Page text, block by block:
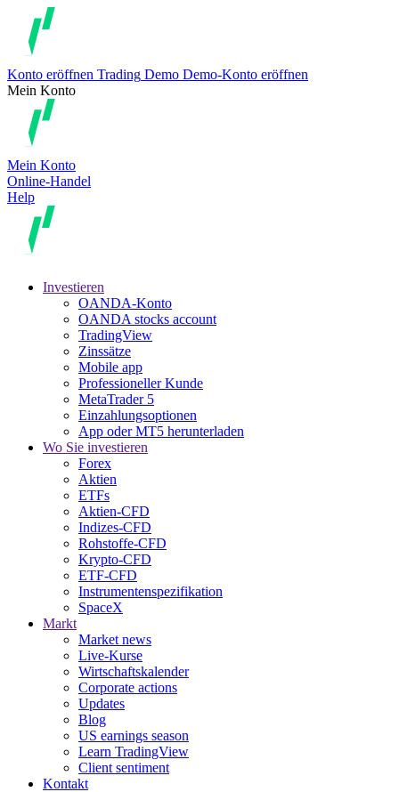
Konto eröffnen Trading Demo Demo-Konto eröffnen
Mein Konto
Mein Konto
Online-Handel
Help
Investieren
OANDA-Konto
OANDA stocks account
TradingView
Zinssätze
Mobile app
Professioneller Kunde
MetaTrader 5
Einzahlungsoptionen
App oder MT5 herunterladen
Wo Sie investieren
Forex
Aktien
ETFs
Aktien-CFD
Indizes-CFD
Rohstoffe-CFD
Krypto-CFD
ETF-CFD
Instrumentenspezifikation
SpaceX
Markt
Market news
Live-Kurse
Wirtschaftskalender
Corporate actions
Updates
Blog
US earnings season
Learn TradingView
Client sentiment
Kontakt